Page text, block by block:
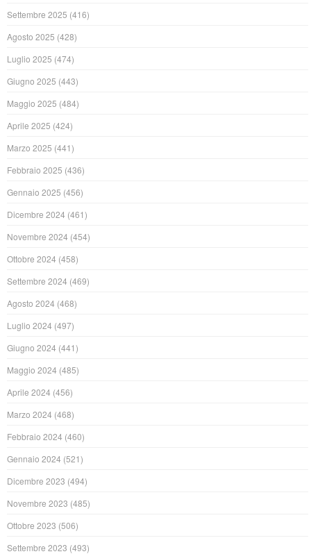
Settembre 2025 (416)
Agosto 2025 (428)
Luglio 2025 (474)
Giugno 2025 (443)
Maggio 2025 (484)
Aprile 2025 (424)
Marzo 2025 (441)
Febbraio 2025 (436)
Gennaio 2025 (456)
Dicembre 2024 (461)
Novembre 2024 (454)
Ottobre 2024 (458)
Settembre 2024 (469)
Agosto 2024 (468)
Luglio 2024 (497)
Giugno 2024 (441)
Maggio 2024 (485)
Aprile 2024 (456)
Marzo 2024 (468)
Febbraio 2024 (460)
Gennaio 2024 (521)
Dicembre 2023 (494)
Novembre 2023 (485)
Ottobre 2023 (506)
Settembre 2023 (493)